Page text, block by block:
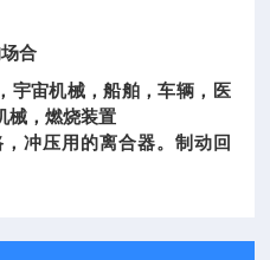
合
宇宙机械，船舶，车辆，医
械，燃烧装置
冲压用的离合器。制动回